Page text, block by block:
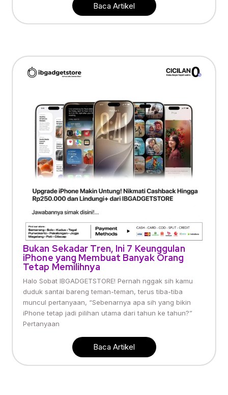
Baca Artikel
Bukan Sekadar Tren, Ini 7 Keunggulan
iPhone yang Membuat Banyak Orang
Tetap Memilihnya
Halo Sobat IBGADGETSTORE! Pernah nggak sih kamu
duduk santai bareng teman-teman, terus tiba-tiba
muncul pertanyaan, “Sebenarnya apa sih yang bikin
iPhone tetap jadi pilihan utama dari tahun ke tahun?”
Pertanyaan
Baca Artikel